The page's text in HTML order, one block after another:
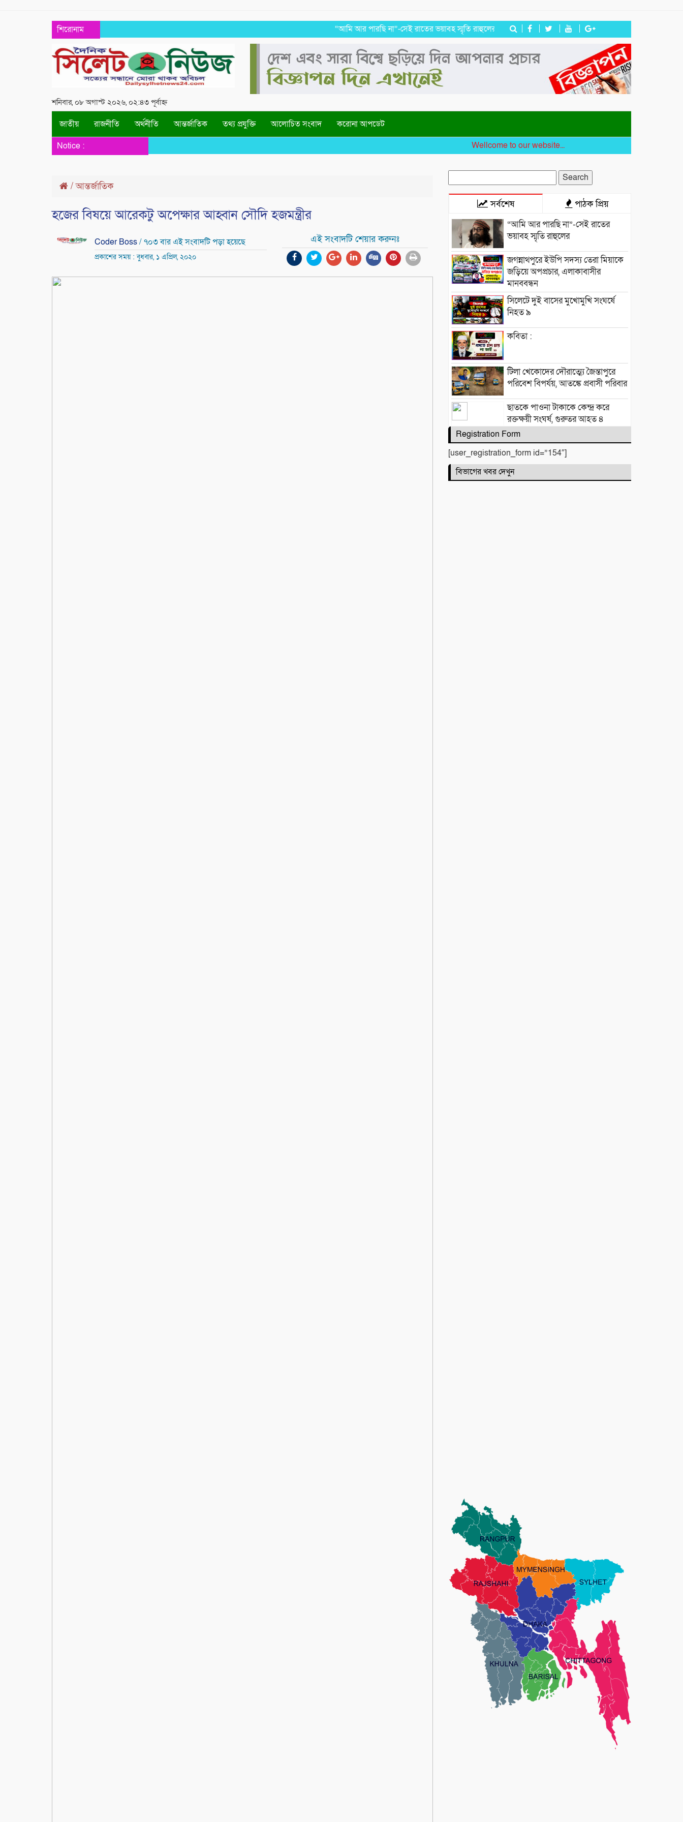
শিরোনাম “আমি আর পারছি না”-সেই রাতের ভয়াবহ স্মৃতি রাহুলের জগন্নাথপুরে ইউপি সদস্য তেরা মিয়াকে জড়িয়ে অপপ্রচার,
শনিবার, ০৮ অগাস্ট ২০২৬, ০২:৪৩ পূর্বাহ্ন
জাতীয় রাজনীতি অর্থনীতি আন্তর্জাতিক তথ্য প্রযুক্তি আলোচিত সংবাদ
করোনা আপডেট
Notice :
Wellcome to our website...
/আন্তর্জাতিক
হজের বিষয়ে আরেকটু অপেক্ষার আহ্বান সৌদি হজমন্ত্রীর
Coder Boss/ ৭০৩ বার এই সংবাদটি পড়া হয়েছে
প্রকাশের সময় : বুধবার, ১ এপ্রিল, ২০২০
এই সংবাদটি শেয়ার করুনঃ
for:
সর্বশেষ পাঠক প্রিয়
“আমি আর পারছি না”-সেই রাতের
ভয়াবহ স্মৃতি রাহুলের
জগন্নাথপুরে ইউপি সদস্য তেরা মিয়াকে
জড়িয়ে অপপ্রচার, এলাকাবাসীর
মানববন্ধন
সিলেটে দুই বাসের মুখোমুখি সংঘর্ষে
নিহত ৯
কবিতা :
টিলা খেকোদের দৌরাত্ম্যে জৈন্তাপুরে
পরিবেশ বিপর্যয়, আতঙ্কে প্রবাসী পরিবার
‎​ছাতকে পাওনা টাকাকে কেন্দ্র করে
রক্তক্ষয়ী সংঘর্ষ, গুরুতর আহত ৪
মনু সেচ প্রকল্পের জলাবদ্ধতা নিয়ে
Registration Form
[user_registration_form id=”154″]
বিভাগের খবর দেখুন